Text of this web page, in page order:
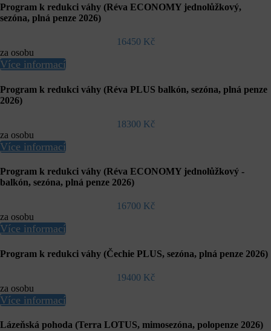
Program k redukci váhy (Réva ECONOMY jednolůžkový,
sezóna, plná penze 2026)
16450 Kč
za osobu
Více informací
Program k redukci váhy (Réva PLUS balkón, sezóna, plná penze
2026)
18300 Kč
za osobu
Více informací
Program k redukci váhy (Réva ECONOMY jednolůžkový -
balkón, sezóna, plná penze 2026)
16700 Kč
za osobu
Více informací
Program k redukci váhy (Čechie PLUS, sezóna, plná penze 2026)
19400 Kč
za osobu
Více informací
Lázeňská pohoda (Terra LOTUS, mimosezóna, polopenze 2026)